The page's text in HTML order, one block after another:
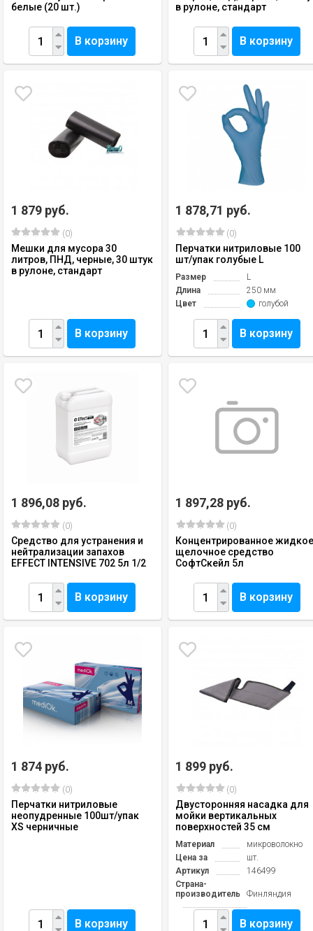
белые (20 шт.)
В корзину
в рулоне, стандарт
В корзину
1 879 руб.
(0)
Мешки для мусора 30
литров, ПНД, черные, 30 штук
в рулоне, стандарт
В корзину
1 878,71 руб.
(0)
Перчатки нитриловые 100
шт/упак голубые L
Размер
L
Длина
250 мм
Цвет
голубой
В корзину
1 896,08 руб.
(0)
Средство для устранения и
нейтрализации запахов
EFFECT INTENSIVE 702 5л 1/2
В корзину
1 897,28 руб.
(0)
Концентрированное
щелочное средство
СофтСкейл 5л
В корзину
1 874 руб.
(0)
Перчатки нитриловые
неопудренные 100шт/упак
ХS черничные
В корзину
1 899 руб.
(0)
Двусторонняя насадка для
мойки вертикальных
поверхностей 35 см
Материал
микроволокно
Цена за
шт.
Артикул
146499
Страна-
производитель
Финляндия
В корзину